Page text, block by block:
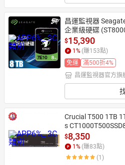
昌運監視器
企業級硬碟
$15,390
1 % (賺153點)
免運
滿500折4%
昌運監視器官方旗
Crucial T500 1TB
s
數回饋
$8,350
1 % (賺83點)
(1)